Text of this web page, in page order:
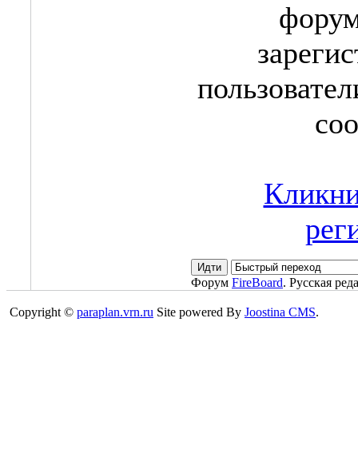
Форум FireBoard. Русская
Copyright © paraplan.vrn.ru Site powered By Joostina CMS.